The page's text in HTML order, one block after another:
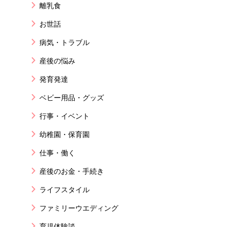
離乳食
お世話
病気・トラブル
産後の悩み
発育発達
ベビー用品・グッズ
行事・イベント
幼稚園・保育園
仕事・働く
産後のお金・手続き
ライフスタイル
ファミリーウエディング